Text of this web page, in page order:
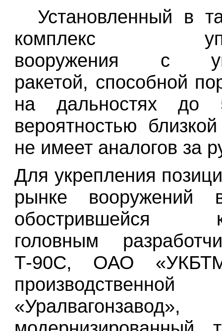
Установленный в
комплекс
вооружения с
ракетой, способной
на дальностях до
вероятностью
не имеет аналогов за
Для укрепления
рынке вооружений
обострившейся
головным
Т-90С, ОАО
производственной
«Уралвагонзавод»,